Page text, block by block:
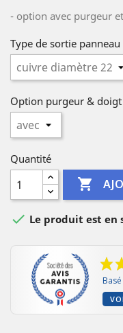
- option avec purgeur
Type de sortie panneau
Option purgeur &
Quantité

 Le produit est en